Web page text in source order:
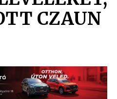
CZAUN